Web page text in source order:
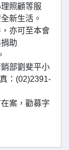
照顧等服
新生活。
亦可至本會
助
部劉斐平小
：(02)2391-
案，勸募字